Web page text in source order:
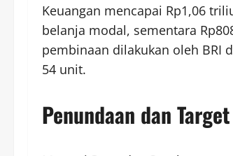
Keuangan mencapai Rp1,06
belanja modal, sementara
pembinaan dilakukan oleh BRI
54 unit.
Penundaan dan